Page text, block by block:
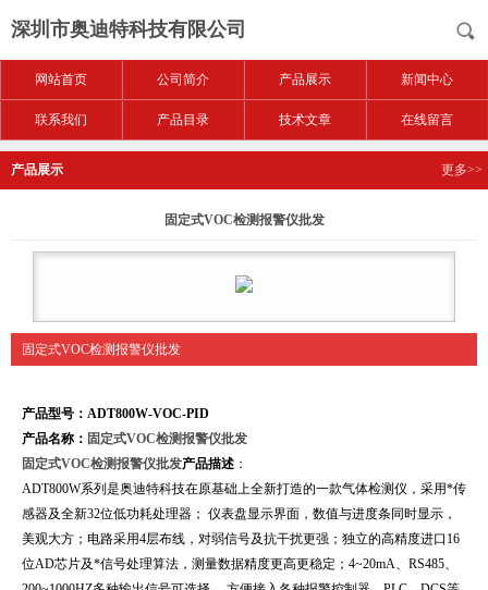
深圳市奥迪特科技有限公司
网站首页 公司简介 产品展示 新闻中心
联系我们 产品目录 技术文章 在线留言
产品展示 更多>>
固定式VOC检测报警仪批发
固定式VOC检测报警仪批发
产品型号：ADT800W-VOC-PID
产品名称： 固定式VOC检测报警仪批发
固定式VOC检测报警仪批发产品描述 ：
ADT800W系列是奥迪特科技在原基础上全新打造的一款气体检测仪，采用*传
感器及全新32位低功耗处理器； 仪表盘显示界面，数值与进度条同时显示，
美观大方；电路采用4层布线，对弱信号及抗干扰更强；独立的高精度进口16
位AD芯片及*信号处理算法，测量数据精度更高更稳定；4~20mA、RS485、